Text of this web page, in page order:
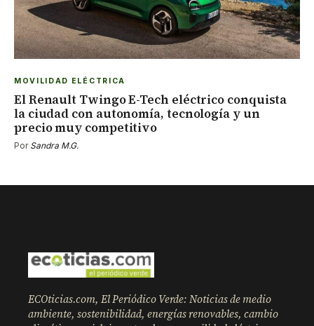
MOVILIDAD ELÉCTRICA
El Renault Twingo E-Tech eléctrico conquista
la ciudad con autonomía, tecnología y un
precio muy competitivo
Por Sandra M.G.
ECOticias.com, El Periódico Verde: Noticias de medio
ambiente, sostenibilidad, energías renovables, cambio